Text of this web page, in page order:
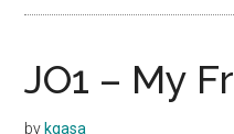
JO1 – My
by kgasa